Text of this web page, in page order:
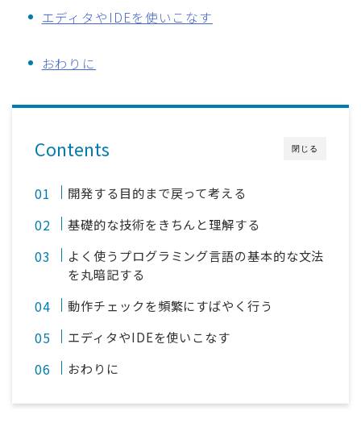
エディタやIDEを使いこなす
おわりに
閉じる
Contents
開発する目的まで戻って考える
基礎的な技術をきちんと理解する
よく使うプログラミング言語の基本的な文法
を丸暗記する
動作チェックを頻繁にすばやく行う
エディタやIDEを使いこなす
おわりに